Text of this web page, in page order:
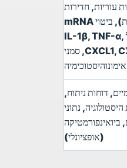
עוריות, חדירות
דלקתיות), ביטוי mRNA
של IL-1β, TNF-α,
CXCL1, CXCL8, סמני
דוחות ניתוח,
נתוני
ביואינפורמטיקה
(אופציונלי)